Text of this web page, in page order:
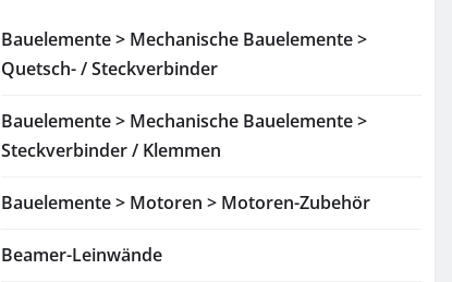
Bauelemente > Mechanische Bauelemente >
Quetsch- / Steckverbinder
Bauelemente > Mechanische Bauelemente >
Steckverbinder / Klemmen
Bauelemente > Motoren > Motoren-Zubehör
Beamer-Leinwände